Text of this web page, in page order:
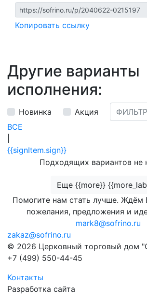
Копировать ссылку
Другие варианты
исполнения:
Новинка
Акция
ВСЕ
{{signItem.sign}}
Подходящих вариантов не
Еще {{more}}
Помогите нам стать лучше. Ждём
пожелания, предложения и
mark8@sofrino.ru
zakaz@sofrino.ru
© 2026 Церковный торговый дом
+7 (499) 550-44-45
Контакты
Разработка сайта